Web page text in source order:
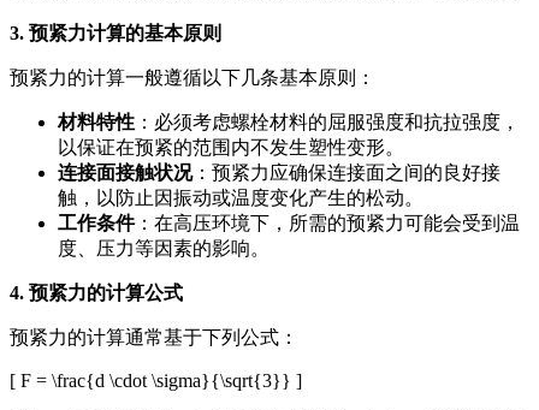
3. 预紧力计算的基本原则
预紧力的计算一般遵循以下几条基本原则：
材料特性 ：必须考虑螺栓材料的屈服强度和抗拉强度，
以保证在预紧的范围内不发生塑性变形。
连接面接触状况：预紧力应确保连接面之间的良好接
触，以防止因振动或温度变化产生的松动。
工作条件：在高压环境下，所需的预紧力可能会受到温
度、压力等因素的影响。
4. 预紧力的计算公式
预紧力的计算通常基于下列公式：
[ F = \frac{d \cdot \sigma}{\sqrt{3}} ]